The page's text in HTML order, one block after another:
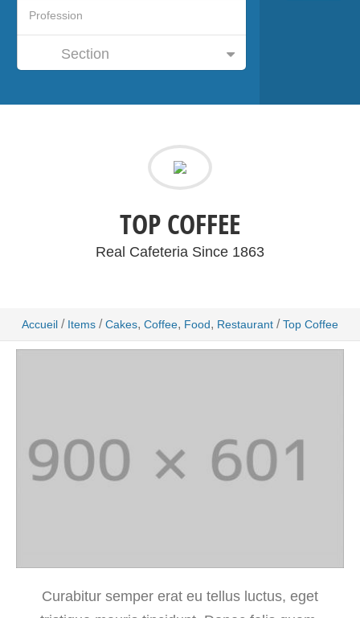
Section
TOP COFFEE
Real Cafeteria Since 1863
Accueil / Items / Cakes, Coffee, Food, Restaurant / Top Coffee
Curabitur semper erat eu tellus luctus, eget